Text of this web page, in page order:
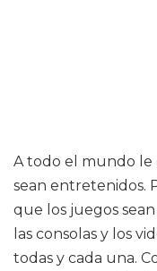
A todo el mundo le
sean entretenidos.
que los juegos
las consolas y los
todas y cada una.